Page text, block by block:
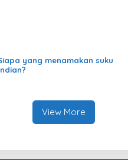
yang menamakan suku
View More